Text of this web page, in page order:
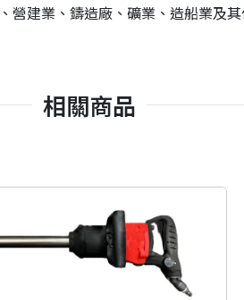
營建業、鑄造廠、礦業、造船業及
相關商品